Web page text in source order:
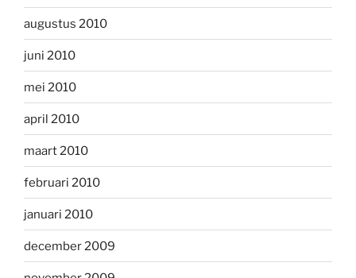
augustus 2010
juni 2010
mei 2010
april 2010
maart 2010
februari 2010
januari 2010
december 2009